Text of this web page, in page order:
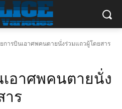
การบินเอาศพคนตายนั่งร่วมแถวผู้โดยสาร
อาศพคนตายนั่ง
าร